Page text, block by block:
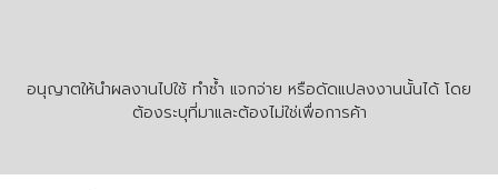
อนุญาตให้นำผลงานไปใช้ ทำซ้ำ แจกจ่าย หรือดัดแปลงงานนั้นได้ โดย
ต้องระบุที่มาและต้องไม่ใช่เพื่อการค้า